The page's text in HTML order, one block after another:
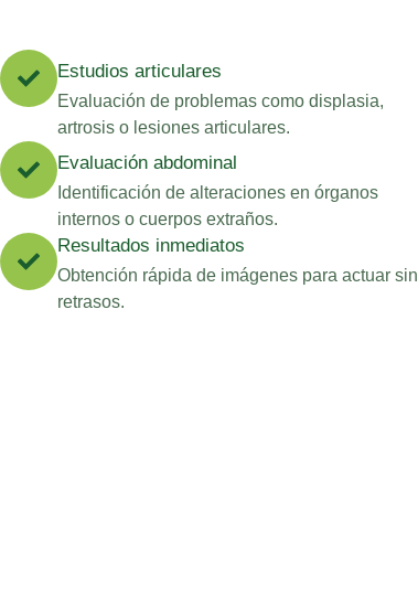
Estudios articulares
Evaluación de problemas como displasia,
artrosis o lesiones articulares.
Evaluación abdominal
Identificación de alteraciones en órganos
internos o cuerpos extraños.
Resultados inmediatos
Obtención rápida de imágenes para actuar sin
retrasos.